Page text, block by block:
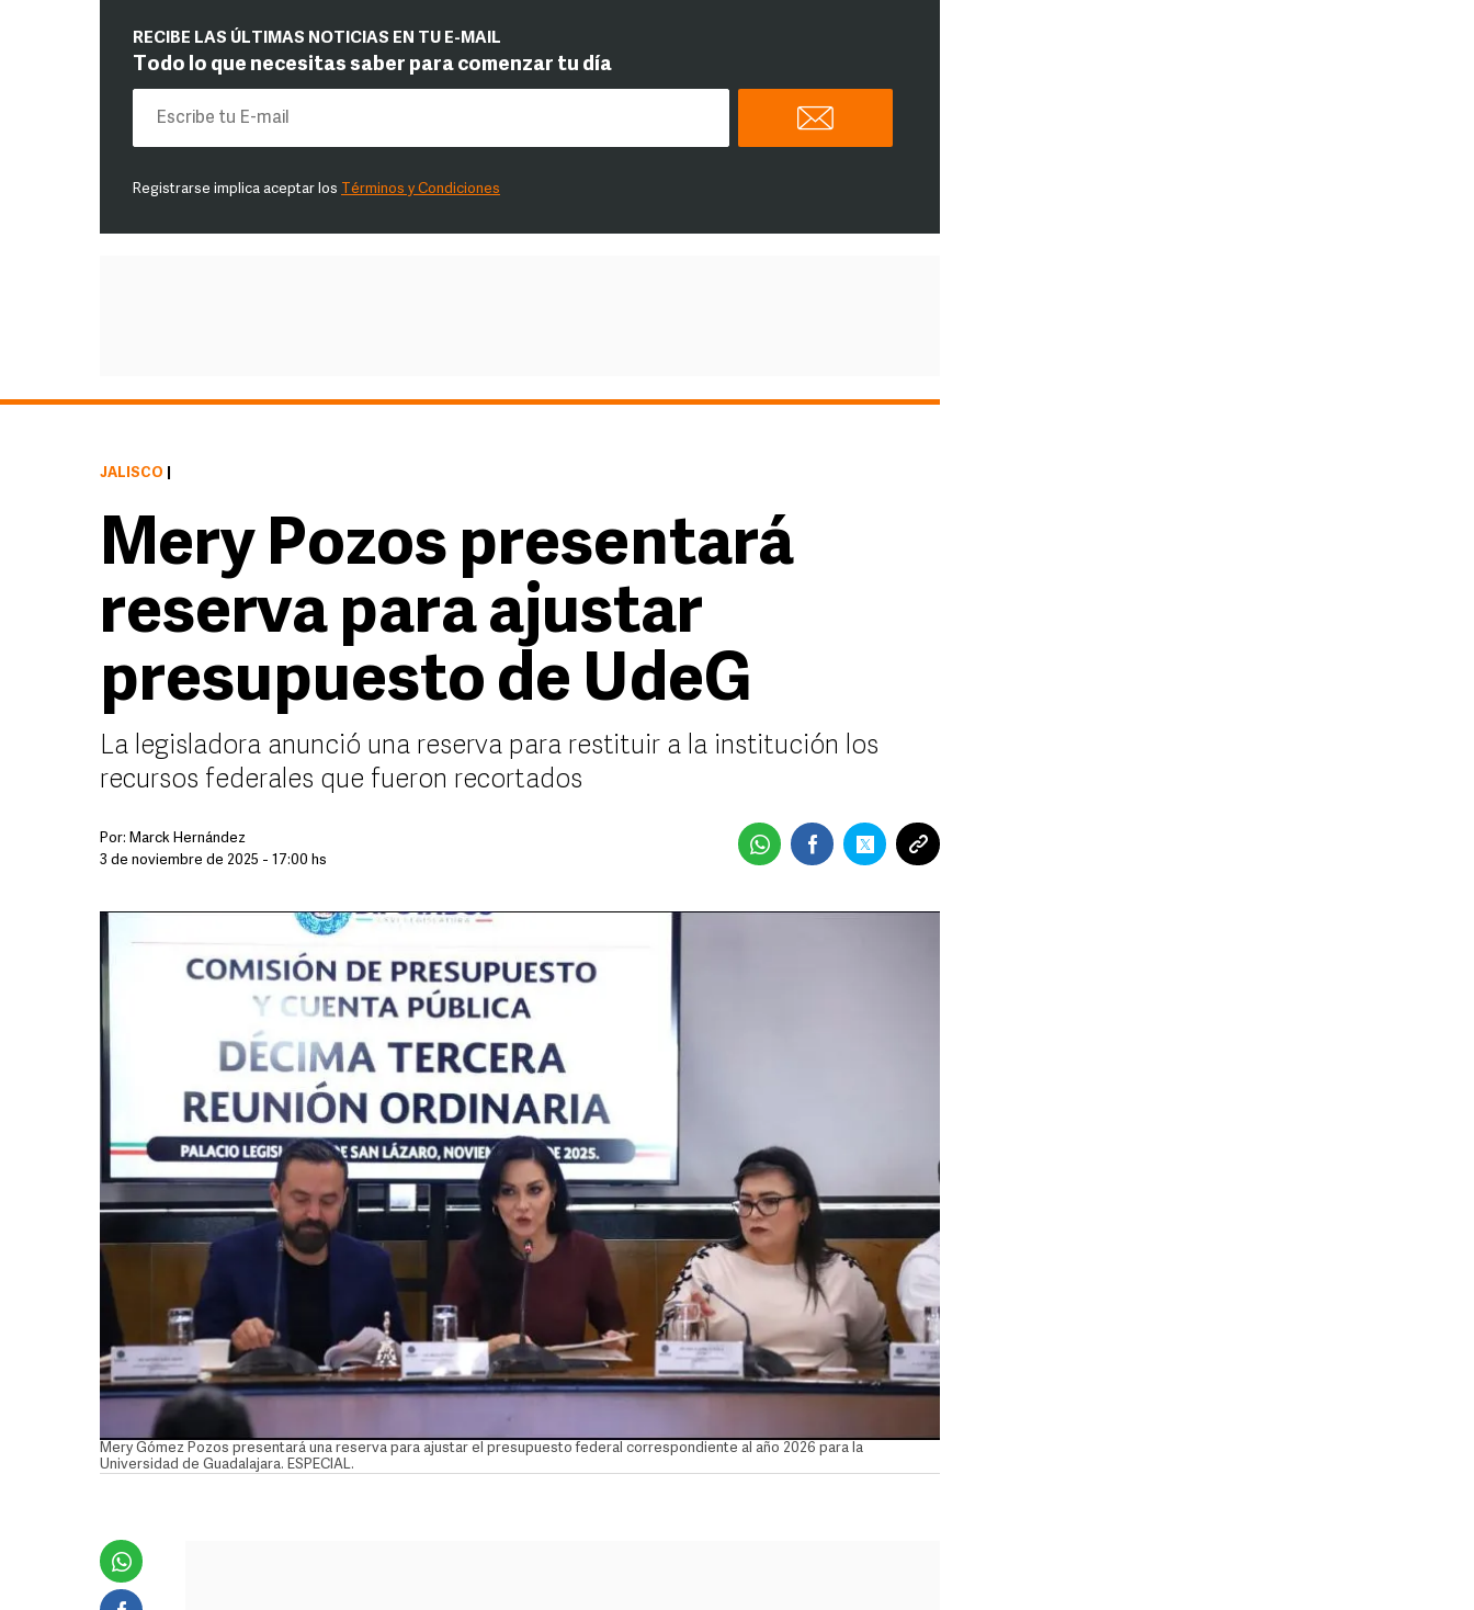
RECIBE LAS ÚLTIMAS NOTICIAS EN TU E-MAIL
Todo lo que necesitas saber para comenzar tu día
Registrarse implica aceptar los Términos y Condiciones
JALISCO
Mery Pozos presentará
reserva para ajustar
presupuesto de UdeG
La legisladora anunció una reserva para restituir a la institución los
recursos federales que fueron recortados
Por: Marck Hernández
3 de noviembre de 2025 - 17:00 hs
Mery Gómez Pozos presentará una reserva para ajustar el presupuesto federal correspondiente al año 2026 para la
Universidad de Guadalajara. ESPECIAL.